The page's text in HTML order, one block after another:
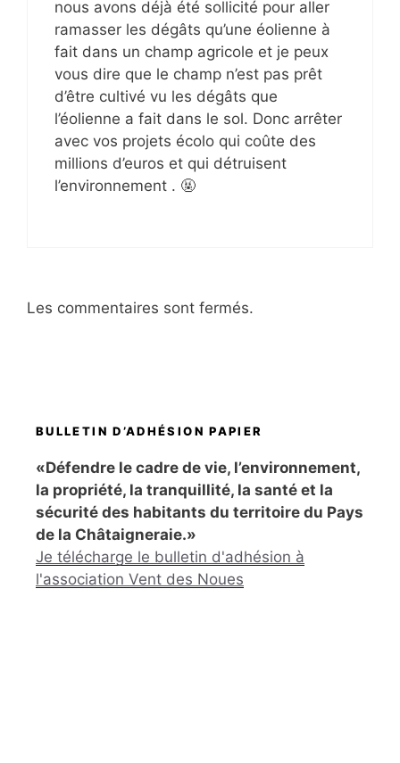
nous avons déjà été sollicité pour aller
ramasser les dégâts qu’une éolienne à
fait dans un champ agricole et je peux
vous dire que le champ n’est pas prêt
d’être cultivé vu les dégâts que
l’éolienne a fait dans le sol. Donc arrêter
avec vos projets écolo qui coûte des
millions d’euros et qui détruisent
l’environnement . 🤬
Les commentaires sont fermés.
BULLETIN D’ADHÉSION PAPIER
«Défendre le cadre de vie, l’environnement,
la propriété, la tranquillité, la santé et la
sécurité des habitants du territoire du Pays
de la Châtaigneraie.»
Je télécharge le bulletin d'adhésion à
l'association Vent des Noues